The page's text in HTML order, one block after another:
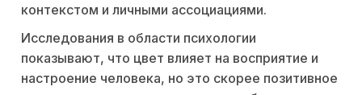
контекстом и личными ассоциациями.
Исследования в области психологии
показывают, что цвет влияет на восприятие и
настроение человека, но это скорее позитивное